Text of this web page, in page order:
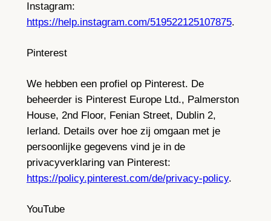
Instagram:
https://help.instagram.com/519522125107875.
Pinterest
We hebben een profiel op Pinterest. De
beheerder is Pinterest Europe Ltd., Palmerston
House, 2nd Floor, Fenian Street, Dublin 2,
Ierland. Details over hoe zij omgaan met je
persoonlijke gegevens vind je in de
privacyverklaring van Pinterest:
https://policy.pinterest.com/de/privacy-policy.
YouTube